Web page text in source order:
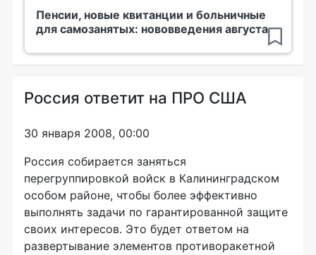
Пенсии, новые квитанции и больничные
для самозанятых: нововведения августа
Россия ответит на ПРО США
30 января 2008, 00:00
Россия собирается заняться
перегруппировкой войск в Калининградском
особом районе, чтобы более эффективно
выполнять задачи по гарантированной защите
своих интересов. Это будет ответом на
развертывание элементов противоракетной